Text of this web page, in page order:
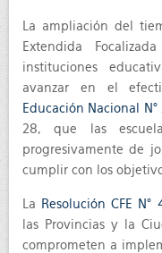
La ampliación del
Extendida
instituciones
avanzar en el
Educación Nacional
28, que las
progresivamente de
cumplir con los
La Resolución CFE N°
las Provincias y la
comprometen a